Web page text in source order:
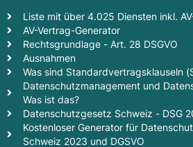
Liste mit über 4.025 Diensten inkl.
AV-Vertrag-Generator
Rechtsgrundlage - Art. 28 DSGVO
Ausnahmen
Was sind Standardvertragsklauseln
Datenschutzmanagement und
Was ist das?
Datenschutzgesetz Schweiz - DSG
Kostenloser Generator für
Schweiz 2023 und DGSVO